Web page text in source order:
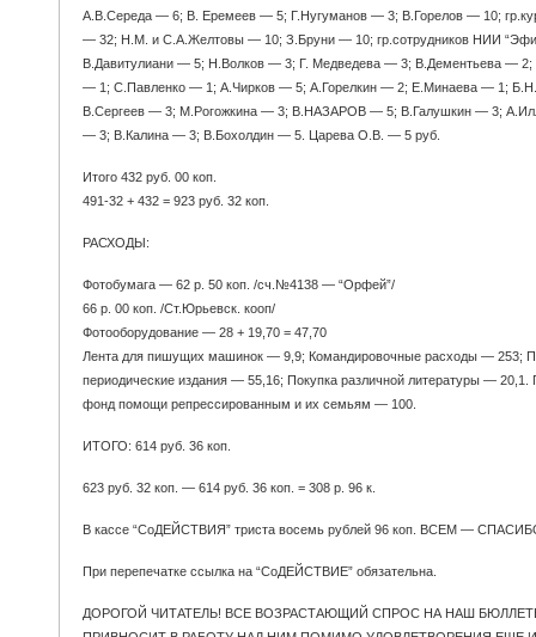
А.В.Середа — 6; В. Еремеев — 5; Г.Нугуманов — 3; В.Горелов — 10;
— 32; Н.М. и С.А.Желтовы — 10; З.Бруни — 10; гр.сотрудников НИИ
В.Давитулиани — 5; Н.Волков — 3; Г. Медведева — 3; В.Дементьева — 2;
— 1; С.Павленко — 1; А.Чирков — 5; А.Горелкин — 2; Е.Минаева — 1;
В.Сергеев — 3; М.Рогожкина — 3; В.НАЗАРОВ — 5; В.Галушкин — 3;
— 3; В.Калина — 3; В.Бохолдин — 5. Царева О.В. — 5 руб.
Итого 432 руб. 00 коп.
491-32 + 432 = 923 руб. 32 коп.
РАСХОДЫ:
Фотобумага — 62 р. 50 коп. /сч.№4138 — “Орфей”/
66 р. 00 коп. /Ст.Юрьевск. кооп/
Фотооборудование — 28 + 19,70 = 47,70
Лента для пишущих машинок — 9,9; Командировочные расходы — 253;
периодические издания — 55,16; Покупка различной литературы — 20,1.
фонд помощи репрессированным и их семьям — 100.
ИТОГО: 614 руб. 36 коп.
623 руб. 32 коп. — 614 руб. 36 коп. = 308 р. 96 к.
В кассе “СоДЕЙСТВИЯ” триста восемь рублей 96 коп. ВСЕМ —
При перепечатке ссылка на “СоДЕЙСТВИЕ” обязательна.
ДОРОГОЙ ЧИТАТЕЛЬ! ВСЕ ВОЗРАСТАЮЩИЙ СПРОС НА НАШ